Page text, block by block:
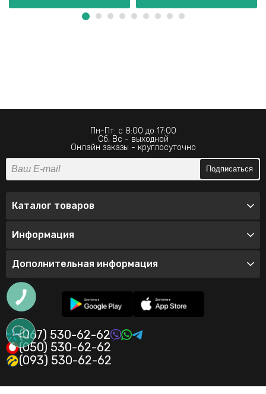
Пн-Пт: с 8:00 до 17:00
Сб, Вс - выходной
Онлайн заказы - круглосуточно
Подписаться
Каталог товаров
Информация
Дополнительная информация
(067) 530-62-62
(050) 530-62-62
(093) 530-62-62